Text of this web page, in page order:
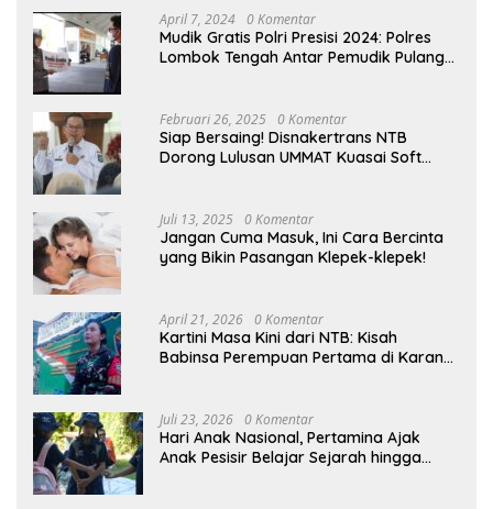
April 7, 2024 0 Komentar
Mudik Gratis Polri Presisi 2024: Polres
Lombok Tengah Antar Pemudik Pulang
Februari 26, 2025 0 Komentar
Siap Bersaing! Disnakertrans NTB
Dorong Lulusan UMMAT Kuasai Soft
Juli 13, 2025 0 Komentar
Jangan Cuma Masuk, Ini Cara Bercinta
yang Bikin Pasangan Klepek-klepek!
April 21, 2026 0 Komentar
Kartini Masa Kini dari NTB: Kisah
Babinsa Perempuan Pertama di Karang
Juli 23, 2026 0 Komentar
Hari Anak Nasional, Pertamina Ajak
Anak Pesisir Belajar Sejarah hingga